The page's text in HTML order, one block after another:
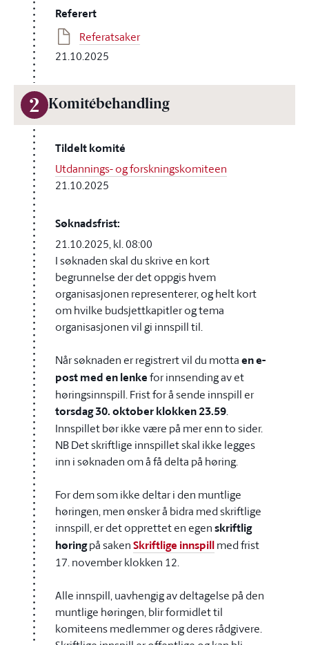
Referert
Referatsaker
21.10.2025
2 Komitébehandling
Tildelt komité
Utdannings- og forskningskomiteen
21.10.2025
Søknadsfrist:
21.10.2025, kl. 08:00
I søknaden skal du skrive en kort
begrunnelse der det oppgis hvem
organisasjonen representerer, og helt kort
om hvilke budsjettkapitler og tema
organisasjonen vil gi innspill til.
Når søknaden er registrert vil du mottaen e-
post med en lenkefor innsending av et
høringsinnspill. Frist for å sende innspill er
torsdag 30. oktober klokken 23.59.
Innspillet bør ikke være på mer enn to sider.
NB Det skriftlige innspillet skal ikke legges
inn i søknaden om å få delta på høring.
For dem som ikke deltar i den muntlige
høringen, men ønsker å bidra med skriftlige
innspill, er det opprettet en egenskriftlig
høringpå sakenSkriftlige innspillmed frist
17. november klokken 12.
Alle innspill, uavhengig av deltagelse på den
muntlige høringen, blir formidlet til
komiteens medlemmer og deres rådgivere.